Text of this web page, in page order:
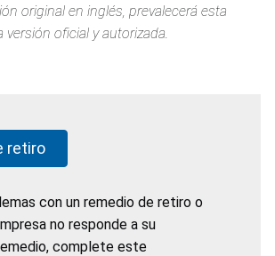
original en inglés, prevalecerá esta
oficial y autorizada.
retiro
con un remedio de retiro o
no responde a su
complete este